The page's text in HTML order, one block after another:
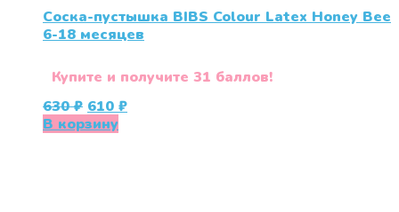
Соска-пустышка BIBS Colour Latex Honey Bee
6-18 месяцев
Купите и получите 31 баллов!
630₽ Первоначальная
цена
610₽Текущая
В корзину